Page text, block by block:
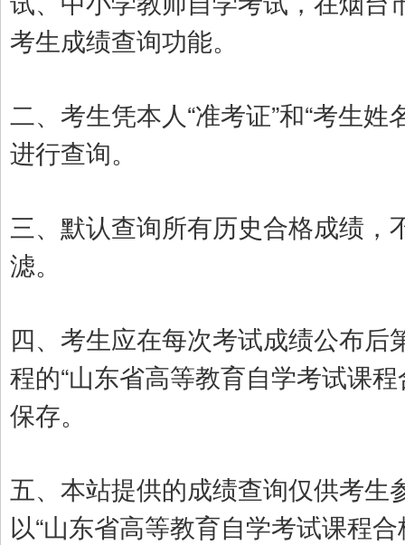
考生成绩查询功能。
二、考生凭本人“准考证”和“考生姓
进行查询。
三、默认查询所有历史合格成绩，
滤。
四、考生应在每次考试成绩公布后
程的“山东省高等教育自学考试课
保存。
五、本站提供的成绩查询仅供考生
以“山东省高等教育自学考试课程合